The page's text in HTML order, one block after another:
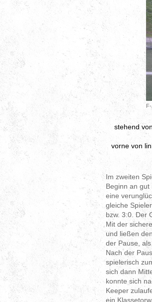
stehend
vorne von
Im zweiten
Beginn an
eine
gleiche
bzw. 3:0. Der
Mit der
und ließen
der Pause,
Nach der
spielerisch
sich dann
konnte sich
Keeper
ein